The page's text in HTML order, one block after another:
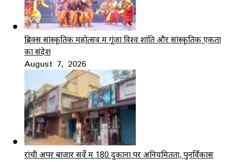
ब्रिक्स सांस्कृतिक महोत्सव में गूंजा विश्व शांति और सांस्कृतिक एकता
का संदेश
August 7, 2026
रांची अपर बाजार सर्वे में 180 दुकानों पर अनियमितता, पुनर्विकास